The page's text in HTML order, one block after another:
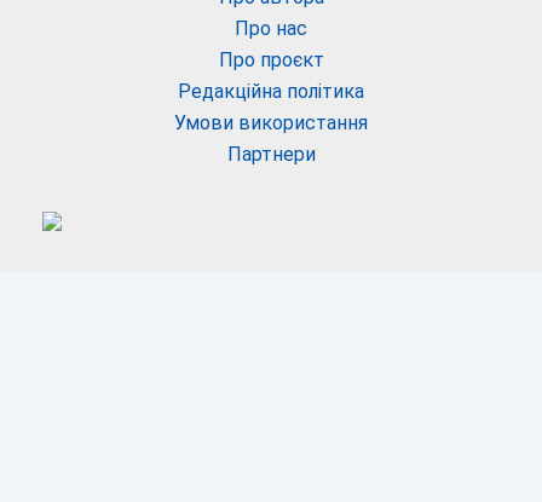
Про нас
Про проєкт
Редакційна політика
Умови використання
Партнери